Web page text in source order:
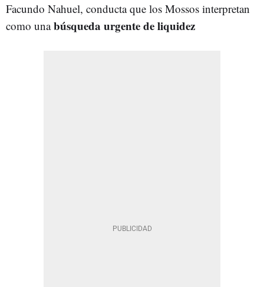
Facundo Nahuel, conducta que los Mossos interpretan
como unabúsqueda urgente de liquidez